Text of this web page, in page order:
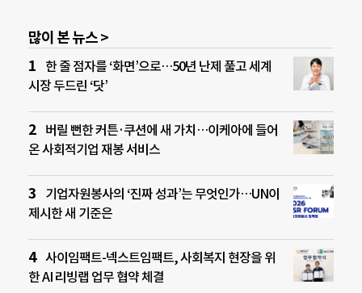
많이 본 뉴스 >
한 줄 점자를 ‘화면’으로…50년 난제 풀고 세계
시장 두드린 ‘닷’
버릴 뻔한 커튼·쿠션에 새 가치…이케아에 들어
온 사회적기업 재봉 서비스
기업자원봉사의 ‘진짜 성과’는 무엇인가…UN이
제시한 새 기준은
사이임팩트-넥스트임팩트, 사회복지 현장을 위
한 AI 리빙랩 업무 협약 체결